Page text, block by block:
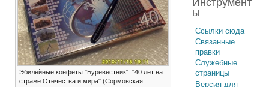
Эбилейные конфеты "Буревестник". "40 лет на
страже Отечества и мира" (Сормовская
ы
Ссылки сюда
Связанные
правки
Служебные
страницы
Версия для